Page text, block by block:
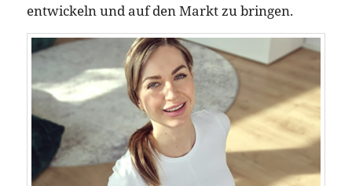
entwickeln und auf den Markt zu bringen.